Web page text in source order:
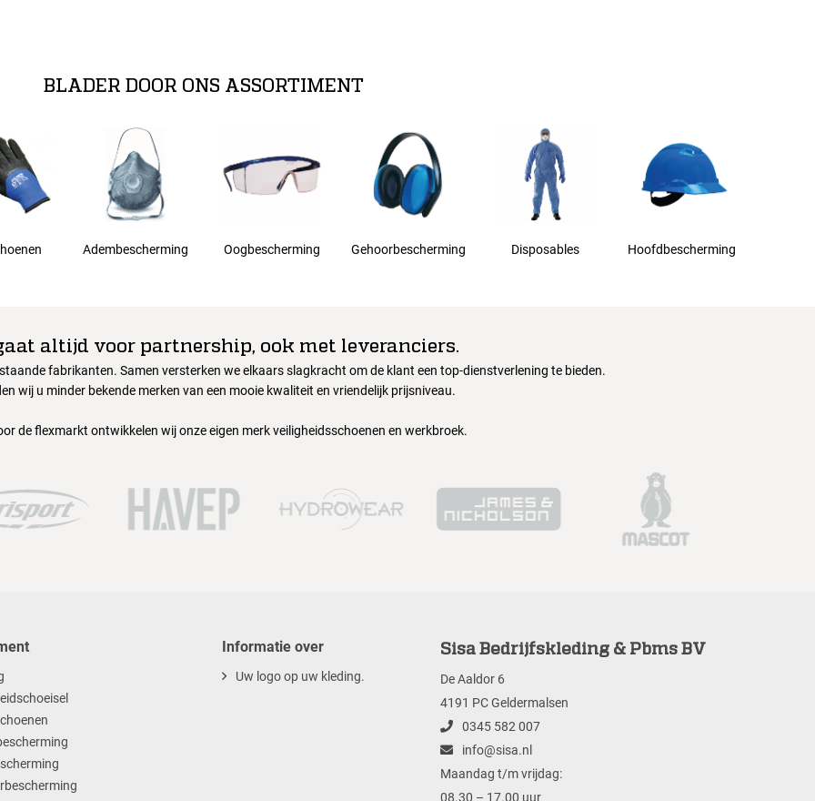
BLADER DOOR ONS ASSORTIMENT
Adembescherming Oogbescherming Gehoorbescherming Disposables Hoofdbescherming
altijd voor partnership, ook met leveranciers.
fabrikanten. Samen versterken we elkaars slagkracht om de klant een top-dienstverlening te bieden.
wij u minder bekende merken van een mooie kwaliteit en vriendelijk prijsniveau.
de flexmarkt ontwikkelen wij onze eigen merk veiligheidsschoenen en werkbroek.
Informatie over
Uw logo op uw kleding.
Sisa Bedrijfskleding & Pbms BV
De Aaldor 6
4191 PC Geldermalsen
0345 582 007
info@sisa.nl
Maandag t/m vrijdag:
08.30 – 17.00 uur